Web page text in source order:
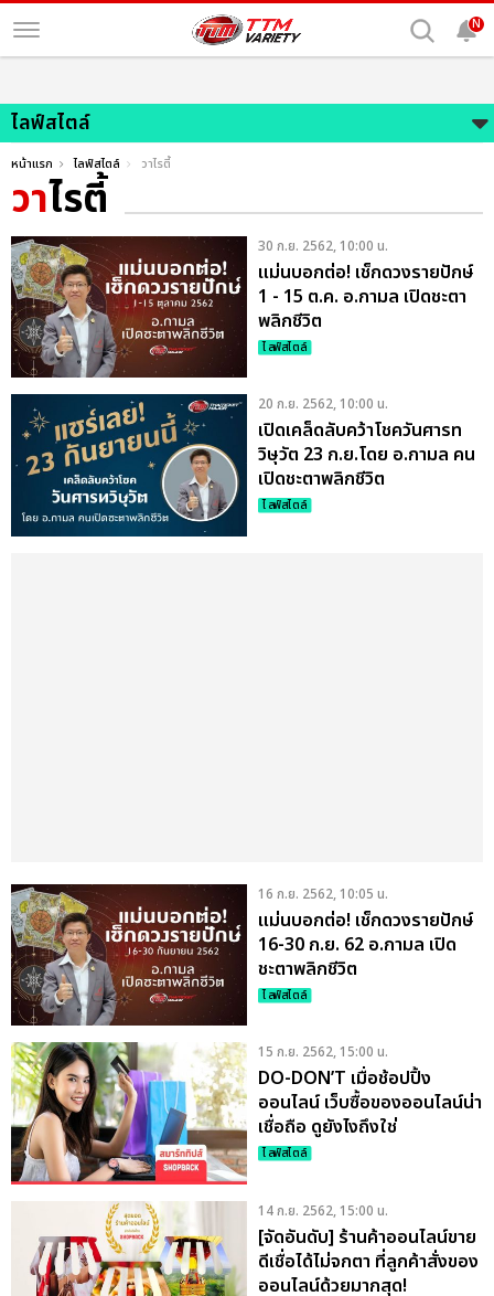
N
ไลฟ์สไตล์
หน้าแรก ไลฟ์สไตล์ วาไรตี้
วาไรตี้
30 ก.ย. 2562, 10:00 น.
แม่นบอกต่อ! เช็กดวงรายปักษ์
1 - 15 ต.ค. อ.กามล เปิดชะตา
พลิกชีวิต
ไลฟ์สไตล์
20 ก.ย. 2562, 10:00 น.
เปิดเคล็ดลับคว้าโชควันศารท
วิษุวัต 23 ก.ย.โดย อ.กามล คน
เปิดชะตาพลิกชีวิต
ไลฟ์สไตล์
16 ก.ย. 2562, 10:05 น.
แม่นบอกต่อ! เช็กดวงรายปักษ์
16-30 ก.ย. 62 อ.กามล เปิด
ชะตาพลิกชีวิต
ไลฟ์สไตล์
15 ก.ย. 2562, 15:00 น.
DO-DON’T เมื่อช้อปปิ้ง
ออนไลน์ เว็บซื้อของออนไลน์น่า
เชื่อถือ ดูยังไงถึงใช่
ไลฟ์สไตล์
14 ก.ย. 2562, 15:00 น.
[จัดอันดับ] ร้านค้าออนไลน์ขาย
ดีเชื่อได้ไม่จกตา ที่ลูกค้าสั่งของ
ออนไลน์ด้วยมากสุด!